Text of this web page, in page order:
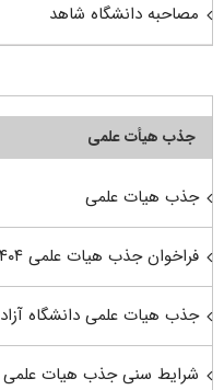
مصاحبه دانشگاه شاهد
جذب هیأت علمی
جذب هیات علمی
فراخوان جذب هیات علمی ۱۴۰۴
جذب هیات علمی دانشگاه آزاد
شرایط سنی جذب هیات علمی